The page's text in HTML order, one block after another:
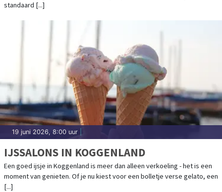
standaard [...]
19 juni 2026, 8:00 uur
IJSSALONS IN KOGGENLAND
Een goed ijsje in Koggenland is meer dan alleen verkoeling - het is een
moment van genieten. Of je nu kiest voor een bolletje verse gelato, een
[...]